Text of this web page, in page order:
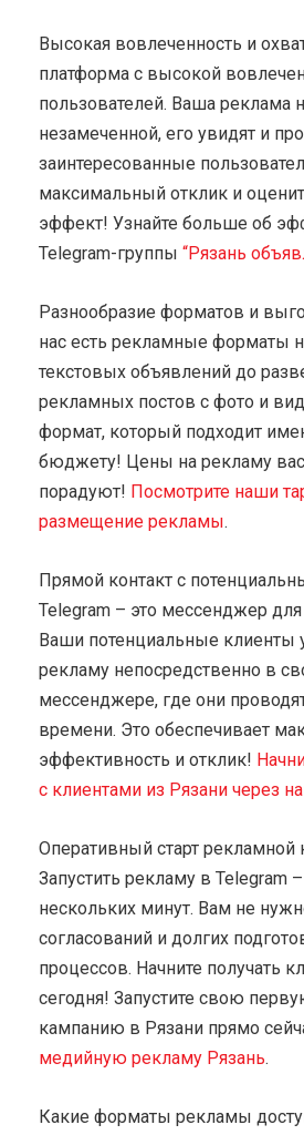
Высокая вовлеченность и
платформа с высокой
пользователей. Ваша реклама
незамеченной, его увидят и
заинтересованные
максимальный отклик и
эффект! Узнайте больше об
Telegram-группы “Рязань
Разнообразие форматов и
нас есть рекламные форматы
текстовых объявлений до
рекламных постов с фото и
формат, который подходит
бюджету! Цены на рекламу вас
порадуют! Посмотрите наши
размещение рекламы.
Прямой контакт с
Telegram – это мессенджер для
Ваши потенциальные клиенты
рекламу непосредственно в
мессенджере, где они
времени. Это обеспечивает
эффективность и отклик!
с клиентами из Рязани через
Оперативный старт рекламной
Запустить рекламу в Telegram
нескольких минут. Вам не
согласований и долгих
процессов. Начните получать
сегодня! Запустите свою
кампанию в Рязани прямо
медийную рекламу Рязань.
Какие форматы рекламы